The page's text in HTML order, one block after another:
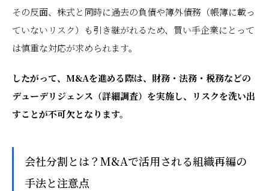
その反面、株式と同時に過去の負債や簿外債務（帳簿に載っ
ていないリスク）も引き継がれるため、買い手企業にとって
は慎重な対応が求められます。
したがって、M&Aを進める際は、財務・法務・税務などの
デューデリジェンス（詳細調査）を実施し、リスクを洗い出
すことが不可欠となります。
会社分割とは？M&Aで活用される組織再編の
手法と注意点